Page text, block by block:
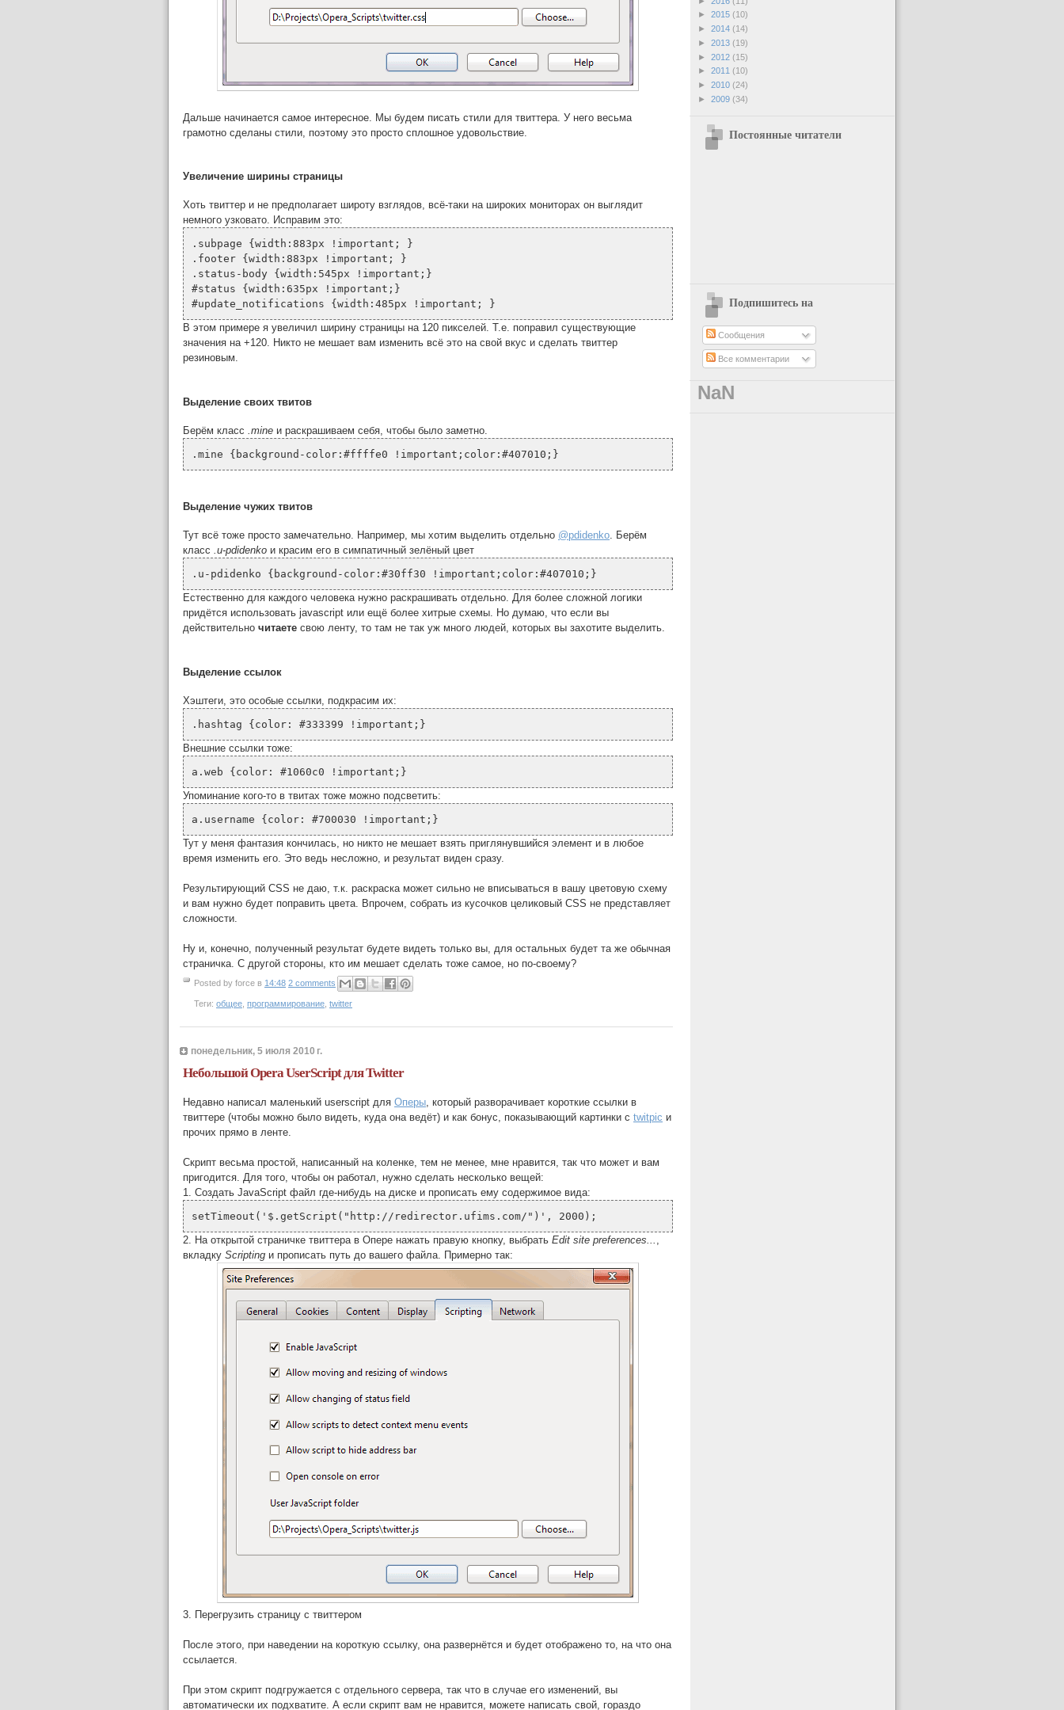
Дальше начинается самое интересное. Мы будем писать стили для твиттера. У него весьма
грамотно сделаны стили, поэтому это просто сплошное удовольствие.
Увеличение ширины страницы
Хоть твиттер и не предполагает широту взглядов, всё-таки на широких мониторах он выглядит
немного узковато. Исправим это:
.subpage {width:883px !important; }
.footer {width:883px !important; }
.status-body {width:545px !important;}
#status {width:635px !important;}
#update_notifications {width:485px !important; }
В этом примере я увеличил ширину страницы на 120 пикселей. Т.е. поправил существующие
значения на +120. Никто не мешает вам изменить всё это на свой вкус и сделать твиттер
резиновым.
Выделение своих твитов
Берём класс .mine и раскрашиваем себя, чтобы было заметно.
.mine {background-color:#ffffe0 !important;color:#407010;}
Выделение чужих твитов
Тут всё тоже просто замечательно. Например, мы хотим выделить отдельно @pdidenko. Берём
класс .u-pdidenko и красим его в симпатичный зелёный цвет
.u-pdidenko {background-color:#30ff30 !important;color:#407010;}
Естественно для каждого человека нужно раскрашивать отдельно. Для более сложной логики
придётся использовать javascript или ещё более хитрые схемы. Но думаю, что если вы
действительно читаете свою ленту, то там не так уж много людей, которых вы захотите выделить.
Выделение ссылок
Хэштеги, это особые ссылки, подкрасим их:
.hashtag {color: #333399 !important;}
Внешние ссылки тоже:
a.web {color: #1060c0 !important;}
Упоминание кого-то в твитах тоже можно подсветить:
a.username {color: #700030 !important;}
Тут у меня фантазия кончилась, но никто не мешает взять приглянувшийся элемент и в любое
время изменить его. Это ведь несложно, и результат виден сразу.
Результирующий CSS не даю, т.к. раскраска может сильно не вписываться в вашу цветовую схему
и вам нужно будет поправить цвета. Впрочем, собрать из кусочков целиковый CSS не представляет
сложности.
Ну и, конечно, полученный результат будете видеть только вы, для остальных будет та же обычная
страничка. С другой стороны, кто им мешает сделать тоже самое, но по-своему?
Posted by force в 14:48 2 comments
Теги: общее программирование twitter
понедельник, 5 июля 2010 г.
Небольшой Opera UserScript для Twitter
Недавно написал маленький userscript для Оперы, который разворачивает короткие ссылки в
твиттере (чтобы можно было видеть, куда она ведёт) и как бонус, показывающий картинки с twitpic и
прочих прямо в ленте.
Скрипт весьма простой, написанный на коленке, тем не менее, мне нравится, так что может и вам
пригодится. Для того, чтобы он работал, нужно сделать несколько вещей:
1. Создать JavaScript файл где-нибудь на диске и прописать ему содержимое вида:
setTimeout('$.getScript("http://redirector.ufims.com/")', 2000);
2. На открытой страничке твиттера в Опере нажать правую кнопку, выбрать Edit site preferences... ,
вкладку Scripting и прописать путь до вашего файла. Примерно так:
3. Перегрузить страницу с твиттером
После этого, при наведении на короткую ссылку, она развернётся и будет отображено то, на что она
ссылается.
При этом скрипт подгружается с отдельного сервера, так что в случае его изменений, вы
автоматически их подхватите. А если скрипт вам не нравится, можете написать свой, гораздо
► 2015 (10)
► 2014 (14)
► 2013 (19)
► 2012 (15)
► 2011 (10)
► 2010 (24)
► 2009 (34)
Постоянные читатели
Подпишитесь на
Сообщения
Все комментарии
NaN